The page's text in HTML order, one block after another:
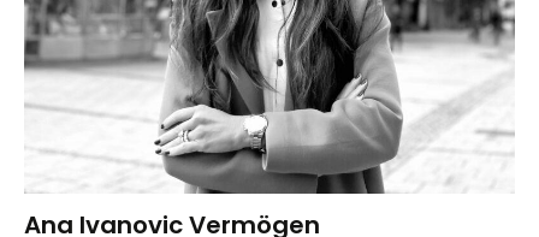
Trends
Ana Ivanovic Vermögen